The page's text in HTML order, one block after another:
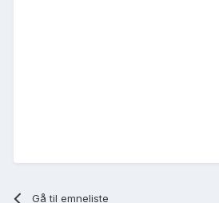
Gå til emneliste